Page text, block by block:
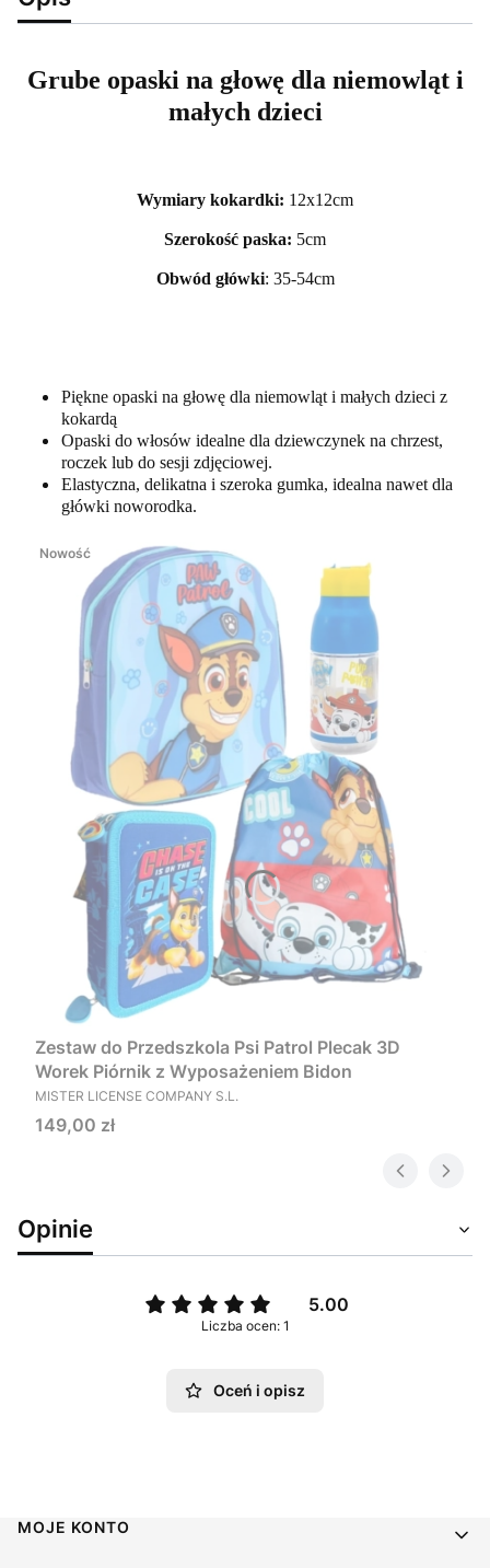
Grube opaski na głowę dla niemowląt i
małych dzieci
Wymiary kokardki: 12x12cm
Szerokość paska: 5cm
Obwód główki: 35-54cm
Piękne opaski na głowę dla niemowląt i małych dzieci z
kokardą
Opaski do włosów idealne dla dziewczynek na chrzest,
roczek lub do sesji zdjęciowej.
Elastyczna, delikatna i szeroka gumka, idealna nawet dla
główki noworodka.
Nowość
Zestaw do Przedszkola Psi Patrol Plecak 3D
Worek Piórnik z Wyposażeniem Bidon
PRODUCENT
MISTER LICENSE COMPANY S.L.
Cena
149,00 zł
Opinie
5.00
Liczba ocen: 1
Oceń i opisz
Linki w stopce
MOJE KONTO